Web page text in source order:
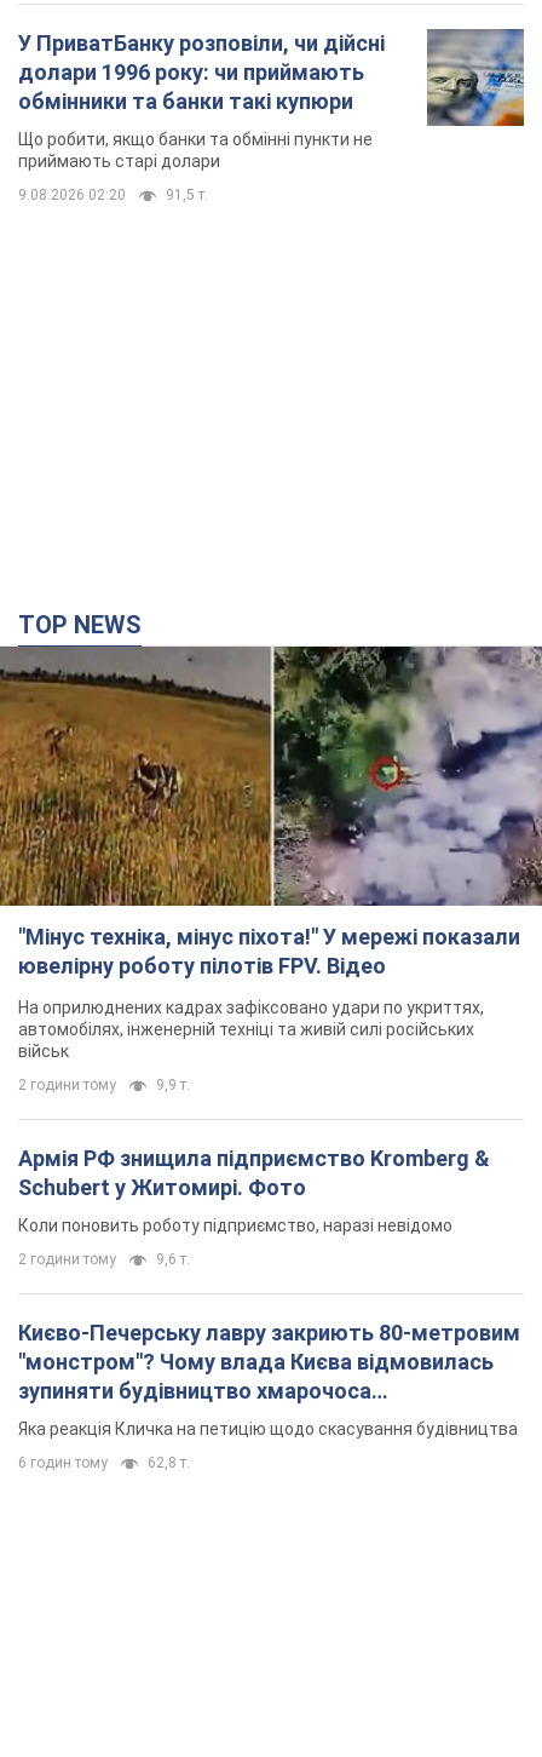
"Мінус техніка, мінус піхота!" У мережі показали
ювелірну роботу пілотів FPV. Відео
На оприлюднених кадрах зафіксовано удари по укриттях,
автомобілях, інженерній техніці та живій силі російських
військ
2 години тому 9,9 т.
Schubert у Житомирі. Фото
Коли поновить роботу підприємство, наразі невідомо
2 години тому 9,6 т.
Києво-Печерську лавру закриють 80-метровим
"монстром"? Чому влада Києва відмовилась
зупиняти будівництво хмарочоса
"московського вірянина"
Яка реакція Кличка на петицію щодо скасування будівництва
6 годин тому 62,8 т.